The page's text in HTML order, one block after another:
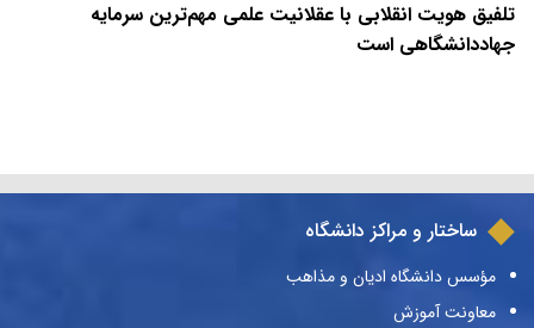
تلفیق هویت انقلابی با عقلانیت علمی مهم‌ترین سرمایه
جهاددانشگاهی است
ساختار و مراکز دانشگاه
مؤسس دانشگاه ادیان و مذاهب
معاونت آموزش